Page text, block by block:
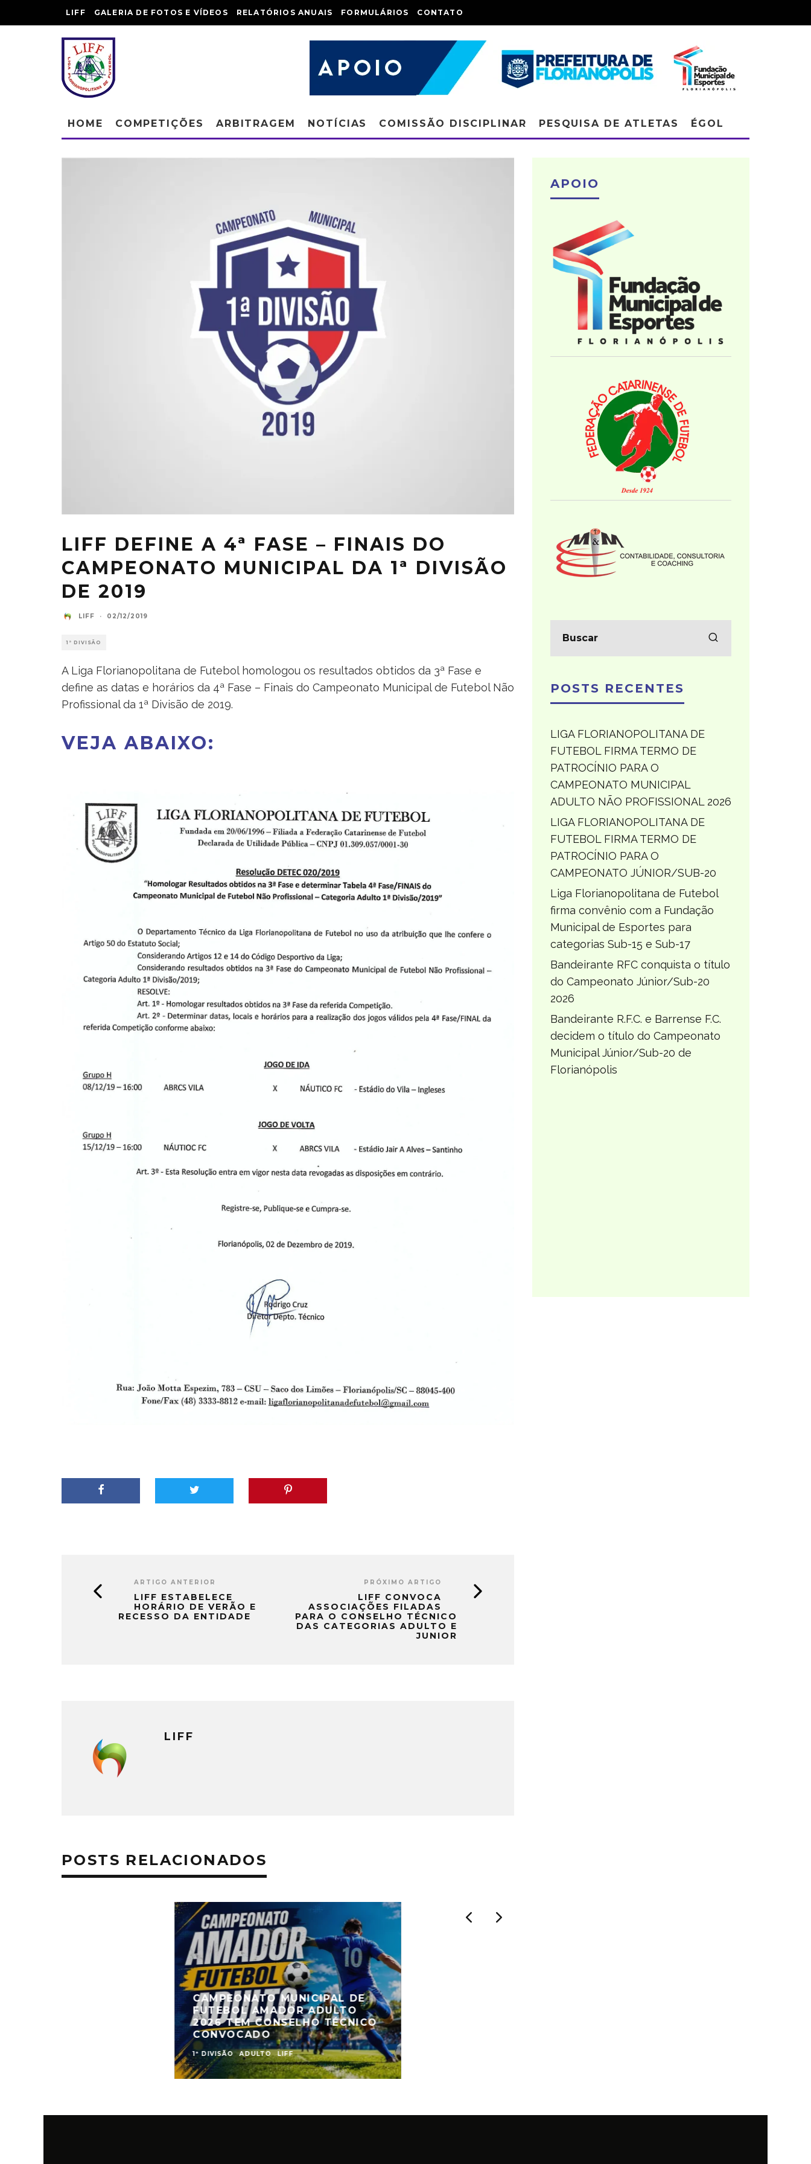
LIFF GALERIA DE FOTOS E VÍDEOS RELATÓRIOS ANUAIS FORMULÁRIOS CONTATO
HOME COMPETIÇÕES ARBITRAGEM NOTÍCIAS COMISSÃO DISCIPLINAR PESQUISA DE ATLETAS ÉGOL
LIFF DEFINE A 4ª FASE – FINAIS DO
CAMPEONATO MUNICIPAL DA 1ª DIVISÃO
DE 2019
LIFF · 02/12/2019
1ª DIVISÃO
A Liga Florianopolitana de Futebol homologou os resultados obtidos da 3ª Fase e
define as datas e horários da 4ª Fase – Finais do Campeonato Municipal de Futebol Não
Profissional da 1ª Divisão de 2019.
VEJA ABAIXO:
ARTIGO ANTERIOR
LIFF ESTABELECE
HORÁRIO DE VERÃO E
RECESSO DA ENTIDADE
PRÓXIMO ARTIGO
LIFF CONVOCA
ASSOCIAÇÕES FILADAS
PARA O CONSELHO TÉCNICO
DAS CATEGORIAS ADULTO E
JUNIOR
LIFF
POSTS RELACIONADOS
CAMPEONATO MUNICIPAL DE
FUTEBOL AMADOR ADULTO
2026 TEM CONSELHO TÉCNICO
CONVOCADO
1ª DIVISÃO ADULTO LIFF
APOIO
POSTS RECENTES
LIGA FLORIANOPOLITANA DE
FUTEBOL FIRMA TERMO DE
PATROCÍNIO PARA O
CAMPEONATO MUNICIPAL
ADULTO NÃO PROFISSIONAL 2026
LIGA FLORIANOPOLITANA DE
FUTEBOL FIRMA TERMO DE
PATROCÍNIO PARA O
CAMPEONATO JÚNIOR/SUB-20
Liga Florianopolitana de Futebol
firma convênio com a Fundação
Municipal de Esportes para
categorias Sub-15 e Sub-17
Bandeirante RFC conquista o título
do Campeonato Júnior/Sub-20
2026
Bandeirante R.F.C. e Barrense F.C.
decidem o título do Campeonato
Municipal Júnior/Sub-20 de
Florianópolis